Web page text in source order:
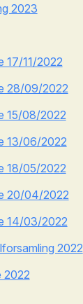
2023
17/11/2022
28/09/2022
15/08/2022
13/06/2022
18/05/2022
20/04/2022
14/03/2022
2022
2022